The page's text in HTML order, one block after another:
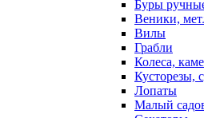
Буры
Веники,
Вилы
Грабли
Колеса,
Кусторезы,
Лопаты
Малый